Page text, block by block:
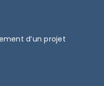
d’un projet